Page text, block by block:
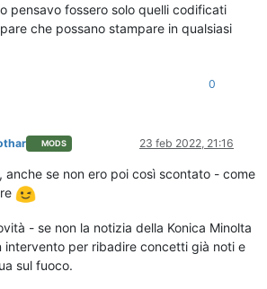
pensavo fossero solo quelli codificati
che possano stampare in qualsiasi
0
MODS 23 feb 2022, 21:16
anche se non ero poi così scontato - come
- se non la notizia della Konica Minolta
intervento per ribadire concetti già noti e
sul fuoco.